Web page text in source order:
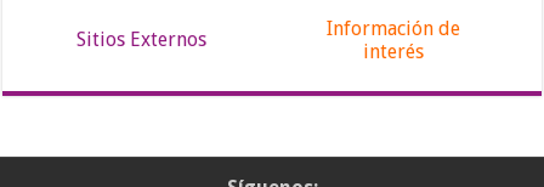
Sitios Externos
Información de
interés